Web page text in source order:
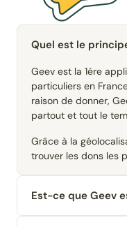
Quel est le
Geev est la 1ère
particuliers en
raison de donner,
partout et tout le
Grâce à la
trouver les dons les
Est-ce que Geev